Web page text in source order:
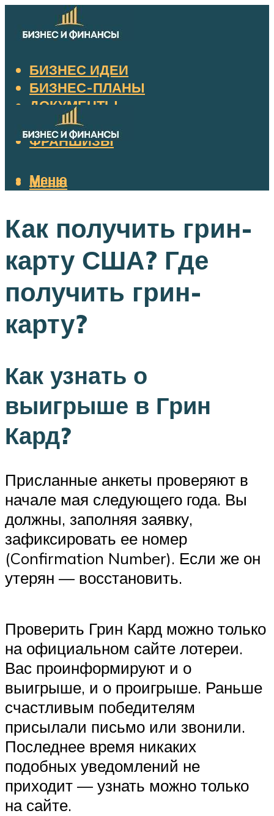
БИЗНЕС ИДЕИ
БИЗНЕС-ПЛАНЫ
ДОКУМЕНТЫ
НАЛОГИ
ФРАНШИЗЫ
Меню
Меню
Как получить грин-
карту США? Где
получить грин-
карту?
Как узнать о
выигрыше в Грин
Кард?
Присланные анкеты проверяют в
начале мая следующего года. Вы
должны, заполняя заявку,
зафиксировать ее номер
(Confirmation Number). Если же он
утерян — восстановить.
Проверить Грин Кард можно только
на официальном сайте лотереи.
Вас проинформируют и о
выигрыше, и о проигрыше. Раньше
счастливым победителям
присылали письмо или звонили.
Последнее время никаких
подобных уведомлений не
приходит — узнать можно только
на сайте.